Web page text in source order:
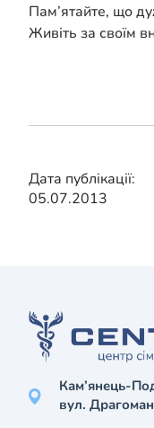
Пам’ятайте, що
Живіть за своїм
Дата публікації:
05.07.2013
Кам’янець-
вул.